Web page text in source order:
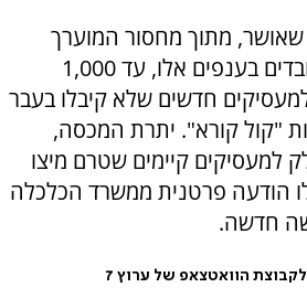
מתוך מחסור המוערך
בלמעלה מ-50,000 עובדים בענפים אלו, עד 1,000
למעסיקים חדשים שלא קיבלו בעבר
"קול קורא". יתרת המכסה,
תחולק למעסיקים קיימים שטרם מיצו
הודעה פרטנית ממשרד הכלכלה
חדשה.
הוואטצאפ של ערוץ 7